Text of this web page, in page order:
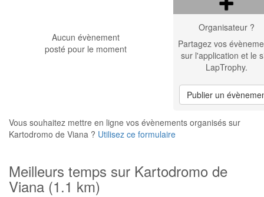
Aucun évènement
posté pour le moment
Organisateur ?
Partagez vos
sur l'application et le
LapTrophy.
Publier un
Vous souhaitez mettre en ligne vos évènements organisés sur
Kartodromo de Viana ? Utilisez ce formulaire
Meilleurs temps sur Kartodromo de
Viana (1.1 km)